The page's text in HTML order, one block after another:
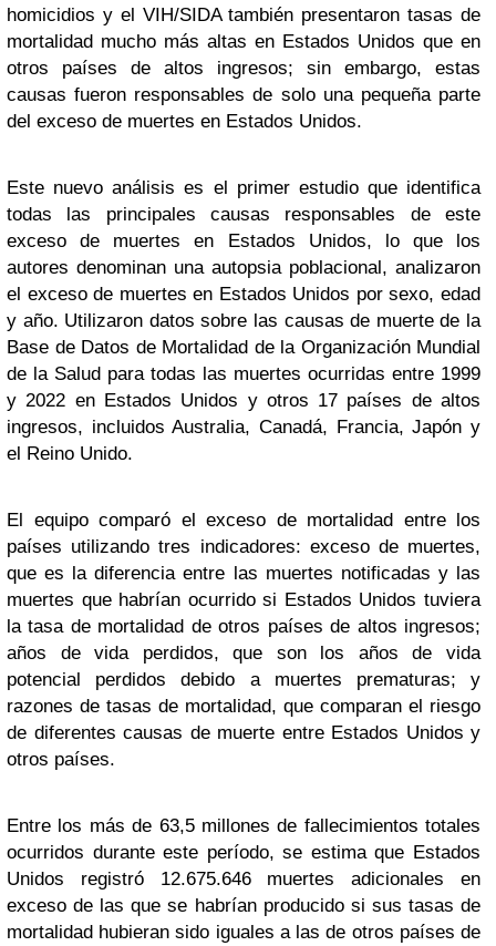
homicidios y el VIH/SIDA también presentaron tasas de
mortalidad mucho más altas en Estados Unidos que en
otros países de altos ingresos; sin embargo, estas
causas fueron responsables de solo una pequeña parte
del exceso de muertes en Estados Unidos.
Este nuevo análisis es el primer estudio que identifica
todas las principales causas responsables de este
exceso de muertes en Estados Unidos, lo que los
autores denominan una autopsia poblacional, analizaron
el exceso de muertes en Estados Unidos por sexo, edad
y año. Utilizaron datos sobre las causas de muerte de la
Base de Datos de Mortalidad de la Organización Mundial
de la Salud para todas las muertes ocurridas entre 1999
y 2022 en Estados Unidos y otros 17 países de altos
ingresos, incluidos Australia, Canadá, Francia, Japón y
el Reino Unido.
El equipo comparó el exceso de mortalidad entre los
países utilizando tres indicadores: exceso de muertes,
que es la diferencia entre las muertes notificadas y las
muertes que habrían ocurrido si Estados Unidos tuviera
la tasa de mortalidad de otros países de altos ingresos;
años de vida perdidos, que son los años de vida
potencial perdidos debido a muertes prematuras; y
razones de tasas de mortalidad, que comparan el riesgo
de diferentes causas de muerte entre Estados Unidos y
otros países.
Entre los más de 63,5 millones de fallecimientos totales
ocurridos durante este período, se estima que Estados
Unidos registró 12.675.646 muertes adicionales en
exceso de las que se habrían producido si sus tasas de
mortalidad hubieran sido iguales a las de otros países de